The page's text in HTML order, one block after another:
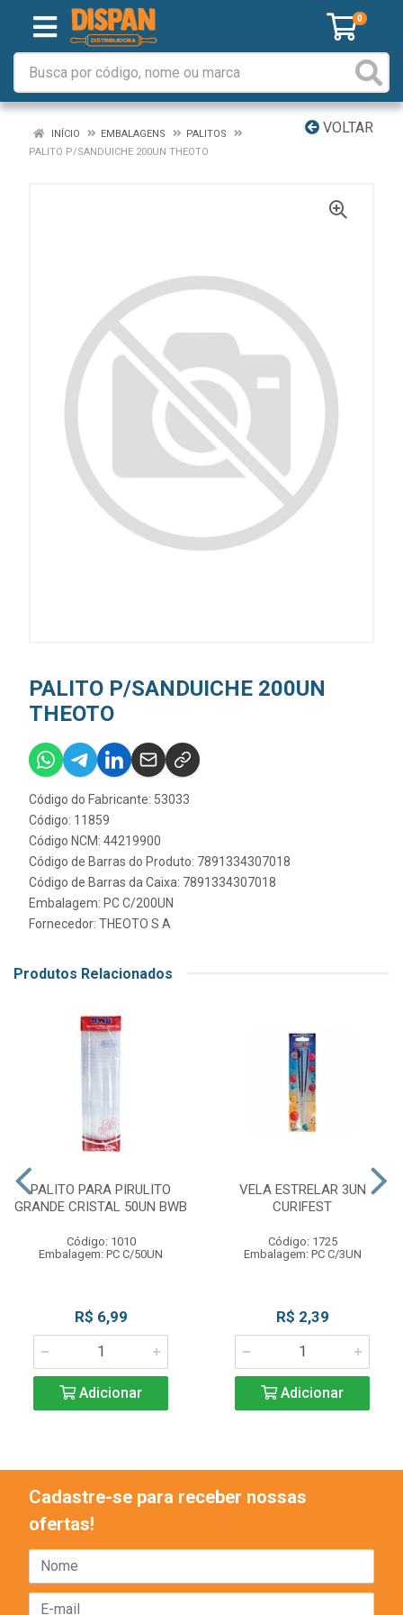
0
VOLTAR
INÍCIO EMBALAGENS
PALITOS
PALITO P/SANDUICHE 200UN THEOTO
PALITO P/SANDUICHE 200UN
THEOTO
Código do Fabricante: 53033
Código: 11859
Código NCM: 44219900
Código de Barras do Produto: 7891334307018
Código de Barras da Caixa: 7891334307018
Embalagem: PC C/200UN
Fornecedor: THEOTO S A
Produtos Relacionados
PALITO PARA PIRULITO
GRANDE CRISTAL 50UN BWB
Código: 1010
Embalagem: PC C/50UN
R$ 6,99
Adicionar
VELA ESTRELAR 3UN
CURIFEST
Código: 1725
Embalagem: PC C/3UN
R$ 2,39
Adicionar
Cadastre-se para receber nossas
ofertas!